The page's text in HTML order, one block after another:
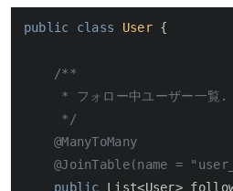
public class User {
/**
     * フォロー中ユーザー一覧.
     */
@ManyToMany
@JoinTable(name =
public List<User>